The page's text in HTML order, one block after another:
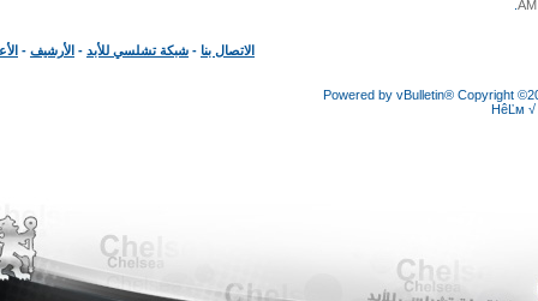
الاتصال بنا- شبكة تشلسي للأبد -الأرشيف-الأعلى
Powered by vBulletin®